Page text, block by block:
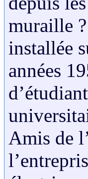
muraille
installée
années
Amis de